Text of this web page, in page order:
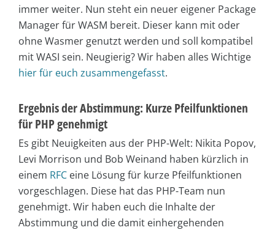
immer weiter. Nun steht ein neuer eigener Package
Manager für WASM bereit. Dieser kann mit oder
ohne Wasmer genutzt werden und soll kompatibel
mit WASI sein. Neugierig? Wir haben alles Wichtige
hier für euch zusammengefasst.
Ergebnis der Abstimmung: Kurze Pfeilfunktionen
für PHP genehmigt
Es gibt Neuigkeiten aus der PHP-Welt: Nikita Popov,
Levi Morrison und Bob Weinand haben kürzlich in
einem RFC eine Lösung für kurze Pfeilfunktionen
vorgeschlagen. Diese hat das PHP-Team nun
genehmigt. Wir haben euch die Inhalte der
Abstimmung und die damit einhergehenden